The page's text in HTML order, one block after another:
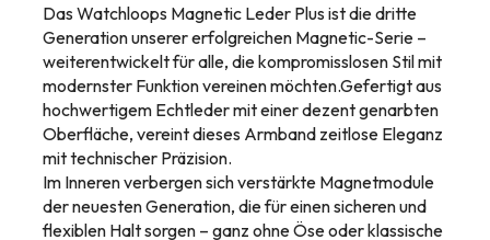
Das Watchloops Magnetic Leder Plus ist die dritte
Generation unserer erfolgreichen Magnetic-Serie –
weiterentwickelt für alle, die kompromisslosen Stil mit
modernster Funktion vereinen möchten.Gefertigt aus
hochwertigem Echtleder mit einer dezent genarbten
Oberfläche, vereint dieses Armband zeitlose Eleganz
mit technischer Präzision.
Im Inneren verbergen sich verstärkte Magnetmodule
der neuesten Generation, die für einen sicheren und
flexiblen Halt sorgen – ganz ohne Öse oder klassische